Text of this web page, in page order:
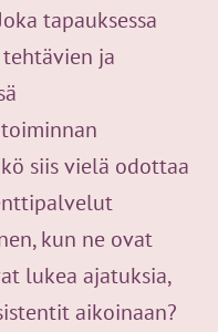
tapauksessa
ja
siis vielä odottaa
kun ne ovat
lukea ajatuksia,
aikoinaan?